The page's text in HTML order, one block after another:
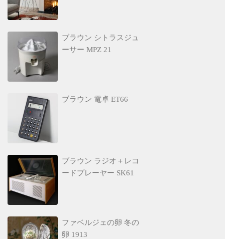
ブラウン シトラスジュ
ーサー MPZ 21
ブラウン 電卓 ET66
ブラウン ラジオ＋レコ
ードプレーヤー SK61
ファベルジェの卵 冬の
卵 1913